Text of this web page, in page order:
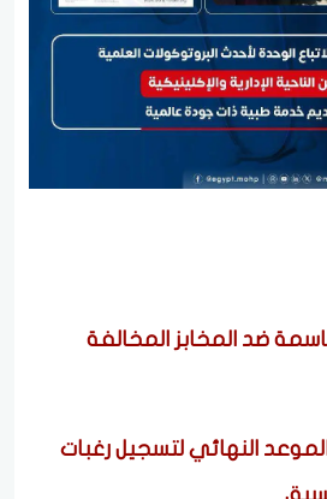
ضد المخابز المخالفة
الموعد النهائي لتسجيل رغبات